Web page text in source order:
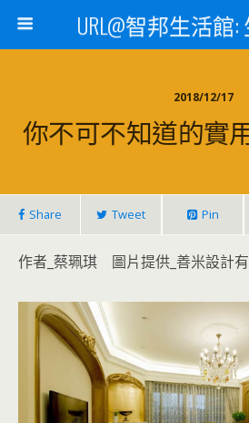
URL@智邦生活館
2018/12/17
你不可不知道的實
Share Tweet Pin
作者_蔡珮琪 圖片提供_善米設計